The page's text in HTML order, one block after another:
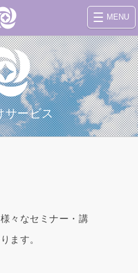
MENU
サービス
々なセミナー・講
ます。